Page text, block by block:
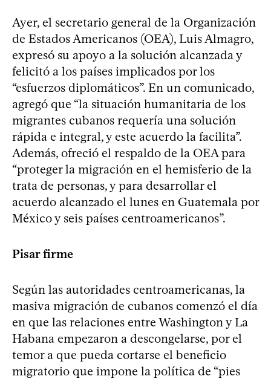
Ayer, el secretario general de la Organización
de Estados Americanos (OEA), Luis Almagro,
expresó su apoyo a la solución alcanzada y
felicitó a los países implicados por los
“esfuerzos diplomáticos”. En un comunicado,
agregó que “la situación humanitaria de los
migrantes cubanos requería una solución
rápida e integral, y este acuerdo la facilita”.
Además, ofreció el respaldo de la OEA para
“proteger la migración en el hemisferio de la
trata de personas, y para desarrollar el
acuerdo alcanzado el lunes en Guatemala por
México y seis países centroamericanos”.
Pisar firme
Según las autoridades centroamericanas, la
masiva migración de cubanos comenzó el día
en que las relaciones entre Washington y La
Habana empezaron a descongelarse, por el
temor a que pueda cortarse el beneficio
migratorio que impone la política de “pies